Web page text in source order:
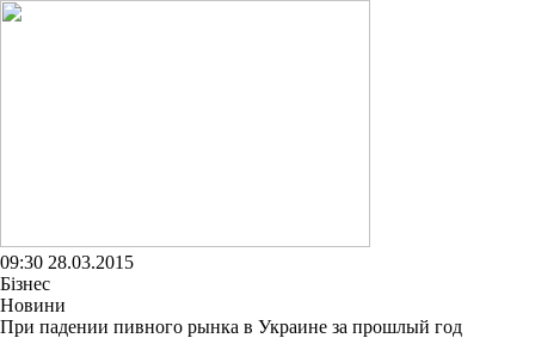
09:30 28.03.2015
Бізнес
Новини
При падении пивного рынка в Украине за прошлый год